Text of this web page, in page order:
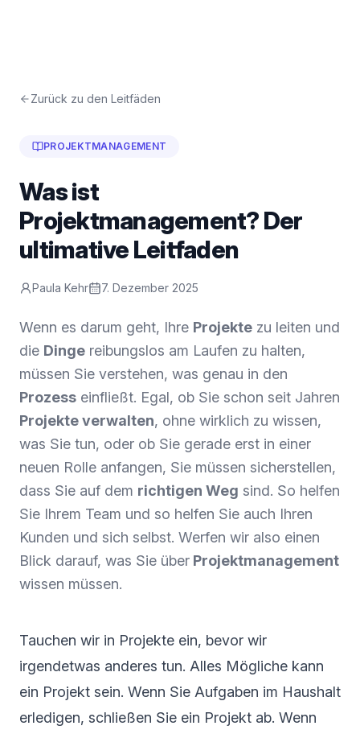
Zurück zu den Leitfäden
PROJEKTMANAGEMENT
Was ist
Projektmanagement? Der
ultimative Leitfaden
Paula Kehr 7. Dezember 2025
Wenn es darum geht, Ihre Projekte zu leiten und
die Dinge reibungslos am Laufen zu halten,
müssen Sie verstehen, was genau in den
Prozess einfließt. Egal, ob Sie schon seit Jahren
Projekte verwalten, ohne wirklich zu wissen,
was Sie tun, oder ob Sie gerade erst in einer
neuen Rolle anfangen, Sie müssen sicherstellen,
dass Sie auf dem richtigen Weg sind. So helfen
Sie Ihrem Team und so helfen Sie auch Ihren
Kunden und sich selbst. Werfen wir also einen
Blick darauf, was Sie über Projektmanagement
wissen müssen.
Tauchen wir in Projekte ein, bevor wir
irgendetwas anderes tun. Alles Mögliche kann
ein Projekt sein. Wenn Sie Aufgaben im Haushalt
erledigen, schließen Sie ein Projekt ab. Wenn